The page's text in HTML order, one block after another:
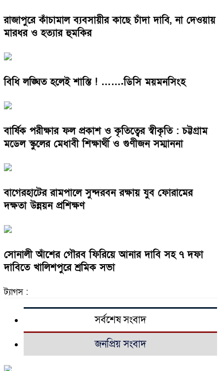
রাজাপুরে কাঁচামাল ব্যবসায়ীর কাছে চাঁদা দাবি, না দেওয়ায়
মারধর ও হত্যার হুমকির
বিধি লঙ্ঘিত হলেই শাস্তি ! …….ডিসি ময়মনসিংহ
বার্ষিক পরীক্ষার ফল প্রকাশ ও কৃতিত্বের স্বীকৃতি : চট্টগ্রাম
মডেল স্কুলের মেধাবী শিক্ষার্থী ও গুণীজন সম্মাননা
বাগেরহাটের রামপালে সুন্দরবন রক্ষায় যুব ফোরামের
দক্ষতা উন্নয়ন প্রশিক্ষণ
সোনালী আঁশের গৌরব ফিরিয়ে আনার দাবি সহ ৭ দফা
দাবিতে খালিশপুরে শ্রমিক সভা
ট্যাগস :
সর্বশেষ সংবাদ
জনপ্রিয় সংবাদ